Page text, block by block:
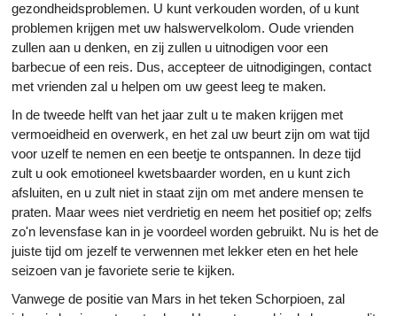
gezondheidsproblemen. U kunt verkouden worden, of u kunt
problemen krijgen met uw halswervelkolom. Oude vrienden
zullen aan u denken, en zij zullen u uitnodigen voor een
barbecue of een reis. Dus, accepteer de uitnodigingen, contact
met vrienden zal u helpen om uw geest leeg te maken.
In de tweede helft van het jaar zult u te maken krijgen met
vermoeidheid en overwerk, en het zal uw beurt zijn om wat tijd
voor uzelf te nemen en een beetje te ontspannen. In deze tijd
zult u ook emotioneel kwetsbaarder worden, en u kunt zich
afsluiten, en u zult niet in staat zijn om met andere mensen te
praten. Maar wees niet verdrietig en neem het positief op; zelfs
zo'n levensfase kan in je voordeel worden gebruikt. Nu is het de
juiste tijd om jezelf te verwennen met lekker eten en het hele
seizoen van je favoriete serie te kijken.
Vanwege de positie van Mars in het teken Schorpioen, zal